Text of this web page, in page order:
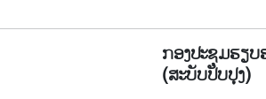
ກອງປະຊຸມຮຽ
(ສະບັບປັບປຸງ)